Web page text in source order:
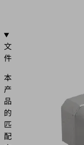
文
件
本
产
品
的
匹
配